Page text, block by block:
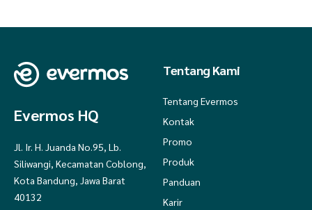
Evermos HQ
Jl. Ir. H. Juanda No.95, Lb.
Siliwangi, Kecamatan Coblong,
Kota Bandung, Jawa Barat
40132
Tentang Kami
Tentang Evermos
Kontak
Promo
Produk
Panduan
Karir